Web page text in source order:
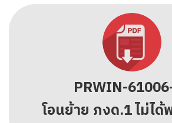
PRWIN-
โอนย้าย ภงด.1 ไม่ไ